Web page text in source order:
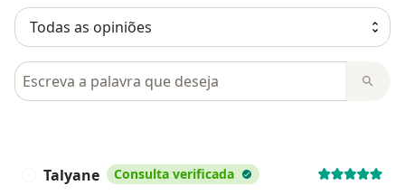
Pesquisar em opiniões
Talyane Consulta verificada